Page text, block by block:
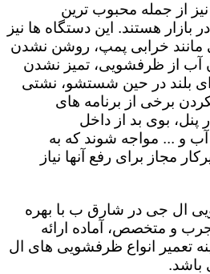
از جمله محبوب ترین
هستند. این دستگاه ها نیز
خرابی پمپ، روشن نشدن
آب از ظرفشویی، تمیز نشدن
بلند در حین شستشو، نشتی
برخی از برنامه های
بوی بد از داخل
و ... مواجه شوند که به
مجاز برای رفع آنها نیاز
ال جی در شارق ب با بهره
و متخصص، آماده ارائه
تعمیر انواع ظرفشویی های ال
باشد.